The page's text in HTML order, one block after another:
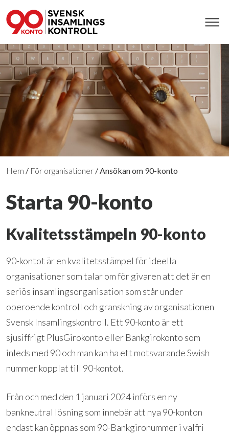
Hem / För organisationer /Ansökan om 90-konto
Starta 90-konto
Kvalitetsstämpeln 90-konto
90-kontot är en kvalitetsstämpel för ideella
organisationer som talar om för givaren att det är en
seriös insamlingsorganisation som står under
oberoende kontroll och granskning av organisationen
Svensk Insamlingskontroll. Ett 90-konto är ett
sjusiffrigt PlusGirokonto eller Bankgirokonto som
inleds med 90 och man kan ha ett motsvarande Swish
nummer kopplat till 90-kontot.
Från och med den 1 januari 2024 införs en ny
bankneutral lösning som innebär att nya 90-konton
endast kan öppnas som 90-Bankgironummer i valfri